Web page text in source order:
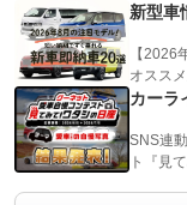
新型車
【2026
オスス
カーラ
SNS連
ト『見